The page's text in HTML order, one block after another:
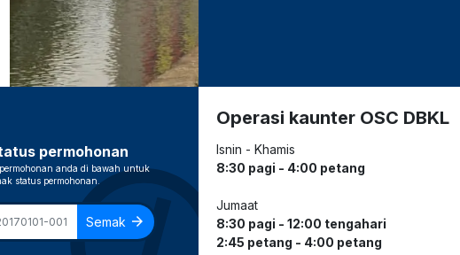
permohonan
anda di bawah untuk
status permohonan.
Semak arrow_forward
Operasi kaunter OSC DBKL
Isnin - Khamis
8:30 pagi - 4:00 petang
Jumaat
8:30 pagi - 12:00 tengahari
2:45 petang - 4:00 petang